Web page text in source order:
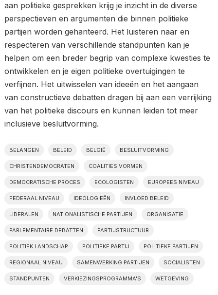
aan politieke gesprekken krijg je inzicht in de diverse
perspectieven en argumenten die binnen politieke
partijen worden gehanteerd. Het luisteren naar en
respecteren van verschillende standpunten kan je
helpen om een breder begrip van complexe kwesties te
ontwikkelen en je eigen politieke overtuigingen te
verfijnen. Het uitwisselen van ideeën en het aangaan
van constructieve debatten dragen bij aan een verrijking
van het politieke discours en kunnen leiden tot meer
inclusieve besluitvorming.
BELANGEN BELEID BELGIË BESLUITVORMING
CHRISTENDEMOCRATEN COALITIES VORMEN
DEMOCRATISCHE PROCES ECOLOGISTEN EUROPEES NIVEAU
FEDERAAL NIVEAU IDEOLOGIEËN INVLOED BELEID
LIBERALEN NATIONALISTISCHE PARTIJEN ORGANISATIE
PARLEMENTAIRE DEBATTEN PARTIJSTRUCTUUR
POLITIEK LANDSCHAP POLITIEKE PARTIJ POLITIEKE PARTIJEN
REGIONAAL NIVEAU SAMENWERKING PARTIJEN SOCIALISTEN
STANDPUNTEN VERKIEZINGSPROGRAMMA'S WETGEVING